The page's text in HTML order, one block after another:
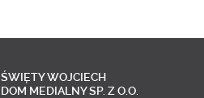
ŚWIĘTY WOJCIECH
DOM MEDIALNY SP. Z O.O.